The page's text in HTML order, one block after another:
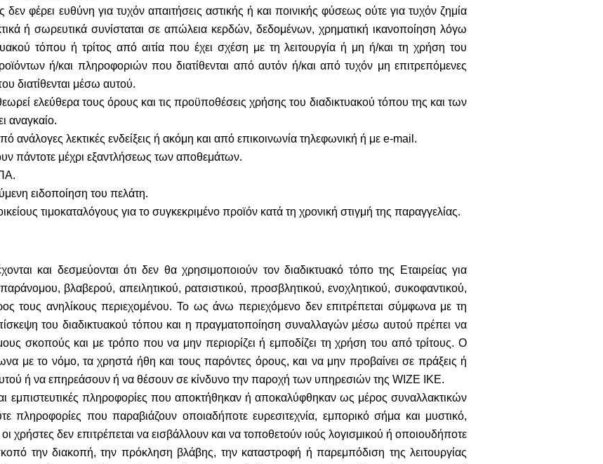
φέρει ευθύνη για τυχόν απαιτήσεις αστικής ή και ποινικής φύσεως ούτε για τυχόν ζημία
ή σωρευτικά συνίσταται σε απώλεια κερδών, δεδομένων, χρηματική ικανοποίηση λόγω
τόπου ή τρίτος από αιτία που έχει σχέση με τη λειτουργία ή μη ή/και τη χρήση του
ή/και πληροφοριών που διατίθενται από αυτόν ή/και από τυχόν μη επιτρεπόμενες
διατίθενται μέσω αυτού.
ελεύθερα τoυς όρους και τις προϋποθέσεις χρήσης του διαδικτυακού τόπου της και των
αναγκαίο.
λεκτικές ενδείξεις ή ακόμη και από επικοινωνία τηλεφωνική ή με e-mail.
πάντοτε μέχρι εξαντλήσεως των αποθεμάτων.
ειδοποίηση του πελάτη.
τιμοκαταλόγους για το συγκεκριμένο προϊόν κατά τη χρονική στιγμή της παραγγελίας.
και δεσμεύονται ότι δεν θα χρησιμοποιούν τον διαδικτυακό τόπο της Εταιρείας για
βλαβερού, απειλητικού, ρατσιστικού, προσβλητικού, ενοχλητικού, συκοφαντικού,
τους ανηλίκους περιεχομένου. Το ως άνω περιεχόμενο δεν επιτρέπεται σύμφωνα με τη
του διαδικτυακού τόπου και η πραγματοποίηση συναλλαγών μέσω αυτού πρέπει να
σκοπούς και με τρόπο που να μην περιορίζει ή εμποδίζει τη χρήση του από τρίτους. Ο
με το νόμο, τα χρηστά ήθη και τους παρόντες όρους, και να μην προβαίνει σε πράξεις ή
ή να επηρεάσουν ή να θέσουν σε κίνδυνο την παροχή των υπηρεσιών της WIZE IKE.
εμπιστευτικές πληροφορίες που αποκτήθηκαν ή αποκαλύφθηκαν ως μέρος συναλλακτικών
πληροφορίες που παραβιάζουν οποιαδήποτε ευρεσιτεχνία, εμπορικό σήμα και μυστικό,
χρήστες δεν επιτρέπεται να εισβάλλουν και να τοποθετούν ιούς λογισμικού ή οποιουδήποτε
την διακοπή, την πρόκληση βλάβης, την καταστροφή ή παρεμπόδιση της λειτουργίας